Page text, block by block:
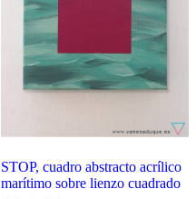
STOP, cuadro abstracto acrílico
marítimo sobre lienzo cuadrado